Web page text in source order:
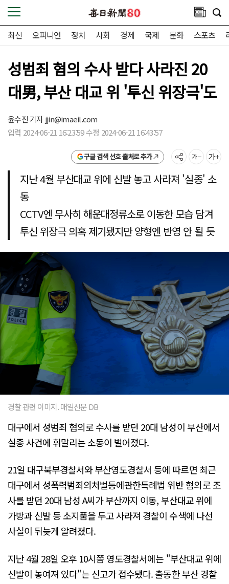
최신 오피니언 정치 사회 경제 국제 문화 스포츠
성범죄 혐의 수사 받다 사라진 20
대男, 부산 대교 위 '투신 위장극'도
윤수진 기자jjin@imaeil.com
입력 2024-06-21 16:23:59 수정 2024-06-21 16:43:57
구글 검색 선호 출처로 추가
지난 4월 부산대교 위에 신발 놓고 사라져 '실종' 소
동
CCTV엔 무사히 해운대정류소로 이동한 모습 담겨
투신 위장극 의혹 제기됐지만 양형엔 반영 안 될 듯
경찰 관련 이미지. 매일신문 DB
대구에서 성범죄 혐의로 수사를 받던 20대 남성이 부산에서
실종 사건에 휘말리는 소동이 벌어졌다.
21일 대구북부경찰서와 부산영도경찰서 등에 따르면 최근
대구에서 성폭력범죄의처벌등에관한특례법 위반 혐의로 조
사를 받던 20대 남성 A씨가 부산까지 이동, 부산대교 위에
가방과 신발 등 소지품을 두고 사라져 경찰이 수색에 나선
사실이 뒤늦게 알려졌다.
지난 4월 28일 오후 10시쯤 영도경찰서에는 "부산대교 위에
신발이 놓여져 있다"는 신고가 접수됐다. 출동한 부산 경찰